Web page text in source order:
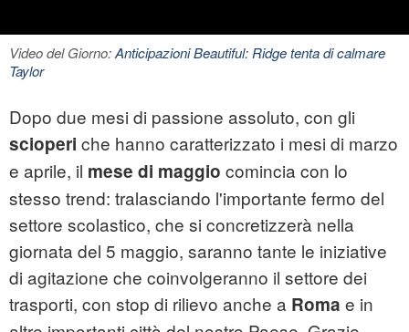
Video del Giorno:Anticipazioni Beautiful: Ridge tenta di calmare
Taylor
Dopo due mesi di passione assoluto, con gli
scioperi che hanno caratterizzato i mesi di marzo
e aprile, il mese di maggio comincia con lo
stesso trend: tralasciando l'importante fermo del
settore scolastico, che si concretizzerà nella
giornata del 5 maggio, saranno tante le iniziative
di agitazione che coinvolgeranno il settore dei
trasporti, con stop di rilievo anche a Roma e in